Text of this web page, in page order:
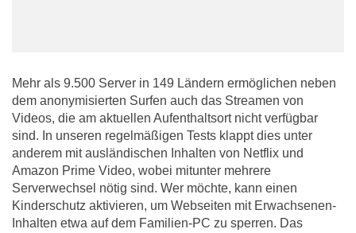
Mehr als 9.500 Server in 149 Ländern ermöglichen neben
dem anonymisierten Surfen auch das Streamen von
Videos, die am aktuellen Aufenthaltsort nicht verfügbar
sind. In unseren regelmäßigen Tests klappt dies unter
anderem mit ausländischen Inhalten von Netflix und
Amazon Prime Video, wobei mitunter mehrere
Serverwechsel nötig sind. Wer möchte, kann einen
Kinderschutz aktivieren, um Webseiten mit Erwachsenen-
Inhalten etwa auf dem Familien-PC zu sperren. Das